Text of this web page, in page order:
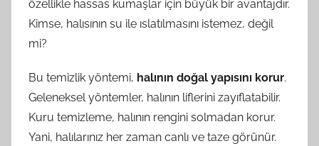
özellikle hassas kumaşlar için büyük bir avantajdır.
Kimse, halısının su ile ıslatılmasını istemez, değil
mi?
Bu temizlik yöntemi, halının doğal yapısını korur.
Geleneksel yöntemler, halının liflerini zayıflatabilir.
Kuru temizleme, halının rengini solmadan korur.
Yani, halılarınız her zaman canlı ve taze görünür.